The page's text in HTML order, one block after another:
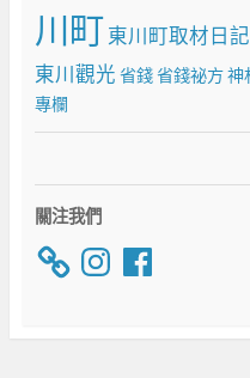
川町東川町取材日記
東川觀光 省錢省錢祕方神
專欄
關注我們
InstagramFacebook